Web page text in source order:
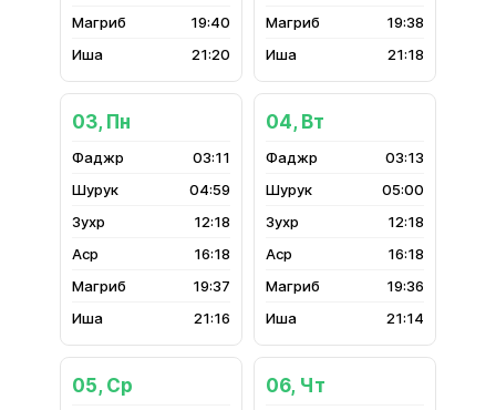
19:40
21:20
19:38
21:18
03, Пн
03:11
04:59
12:18
16:18
19:37
21:16
04, Вт
03:13
05:00
12:18
16:18
19:36
21:14
05, Ср 06, Чт